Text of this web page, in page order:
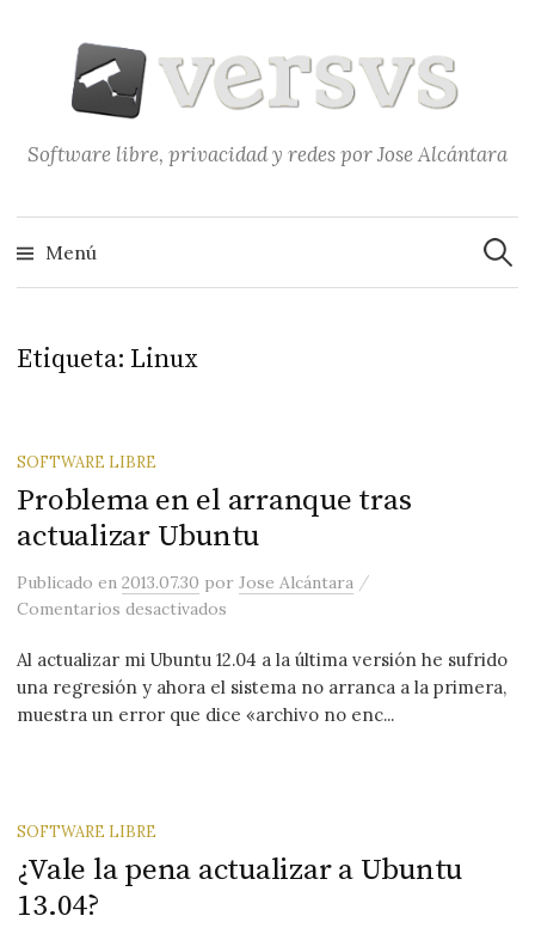
contenido
Software libre, privacidad y redes por Jose Alcántara
Menú
Etiqueta: Linux
SOFTWARE LIBRE
Problema en el arranque tras
actualizar Ubuntu
Publicadoen2013.07.30 porJose Alcántara /
Comentarios desactivados
Al actualizar mi Ubuntu 12.04 a la última versión he sufrido
una regresión y ahora el sistema no arranca a la primera,
muestra un error que dice «archivo no enc...
SOFTWARE LIBRE
¿Vale la pena actualizar a Ubuntu
13.04?